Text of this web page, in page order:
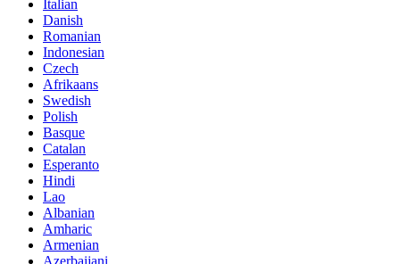
Italian
Danish
Romanian
Indonesian
Czech
Afrikaans
Swedish
Polish
Basque
Catalan
Esperanto
Hindi
Lao
Albanian
Amharic
Armenian